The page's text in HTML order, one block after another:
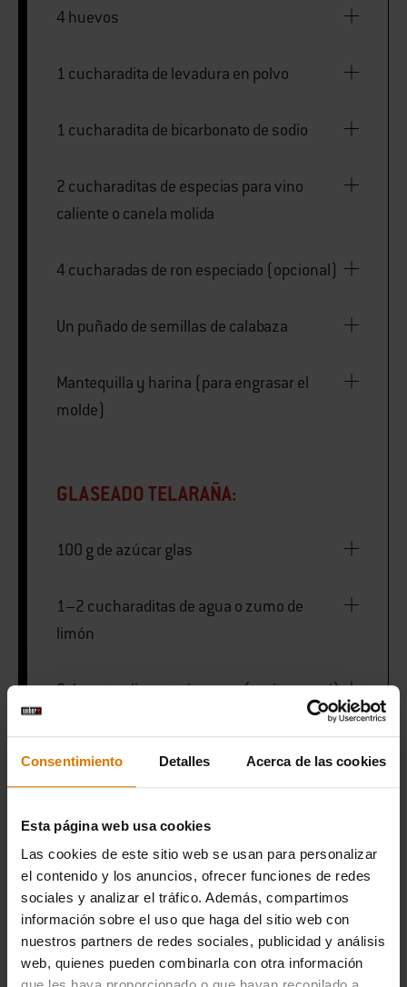
Consentimiento Detalles Acerca de las cookies
Esta página web usa cookies
Las cookies de este sitio web se usan para personalizar
el contenido y los anuncios, ofrecer funciones de redes
sociales y analizar el tráfico. Además, compartimos
información sobre el uso que haga del sitio web con
nuestros partners de redes sociales, publicidad y análisis
web, quienes pueden combinarla con otra información
4 huevos
1 cucharadita de levadura en polvo
1 cucharadita de bicarbonato de sodio
2 cucharaditas de especias para vino
caliente o canela molida
4 cucharadas de ron especiado (opcional)
Un puñado de semillas de calabaza
Mantequilla y harina (para engrasar el
molde)
GLASEADO TELARAÑA:
100 g de azúcar glas
1–2 cucharaditas de agua o zumo de
limón
Colorante alimentario negro (mejor en gel)
IMPRIMIR ESTA LISTA